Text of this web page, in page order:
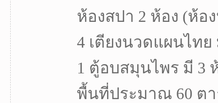
ห้องสปา 2 ห้อง (ห้
4 เตียงนวดแผนไทย
1 ตู้อบสมุนไพร มี 3
พื้นที่ประมาณ 60 ตา